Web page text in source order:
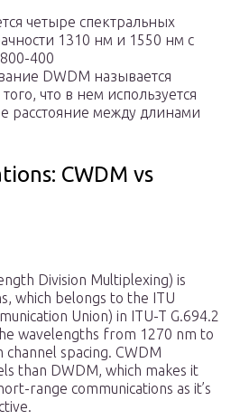
четыре спектральных
1310 нм и 1550 нм с
400
DWDM называется
что в нем используется
расстояние между длинами
CWDM vs
Division Multiplexing) is
which belongs to the ITU
Union) in ITU-T G.694.2
wavelengths from 1270 nm to
spacing. CWDM
than DWDM, which makes it
range communications as it’s